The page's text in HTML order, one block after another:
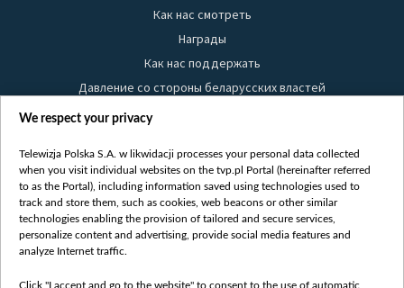
Как нас смотреть
Награды
Как нас поддержать
Давление со стороны беларусских властей
Правила использования материалов
Безопасность
Youtube
Белсат news
Белсат Life
We respect your privacy
Telewizja Polska S.A. w likwidacji processes your personal data collected
when you visit individual websites on the tvp.pl Portal (hereinafter referred
to as the Portal), including information saved using technologies used to
track and store them, such as cookies, web beacons or other similar
technologies enabling the provision of tailored and secure services,
personalize content and advertising, provide social media features and
analyze Internet traffic.
Click "I accept and go to the website" to consent to the use of automatic